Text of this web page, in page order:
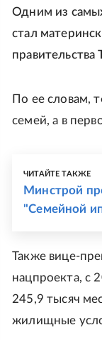
Одним из
стал
правительства
По ее словам,
семей, а в
ЧИТАЙТЕ ТАКЖЕ
Минстрой
"Семейной
Также вице-
нацпроекта, с
245,9 тысяч
жилищные